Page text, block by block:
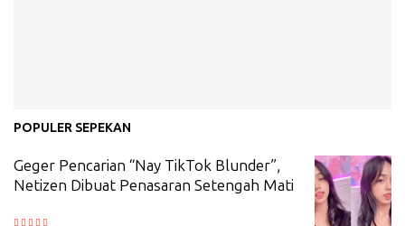
POPULER SEPEKAN
Geger Pencarian “Nay TikTok Blunder”,
Netizen Dibuat Penasaran Setengah Mati